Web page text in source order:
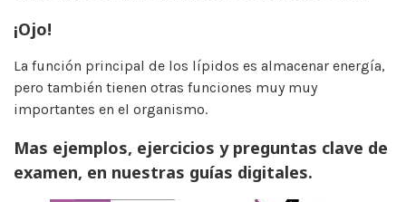
¡Ojo!
La función principal de los lípidos es almacenar energía,
pero también tienen otras funciones muy muy
importantes en el organismo.
Mas ejemplos, ejercicios y preguntas clave de
examen, en nuestras guías digitales.